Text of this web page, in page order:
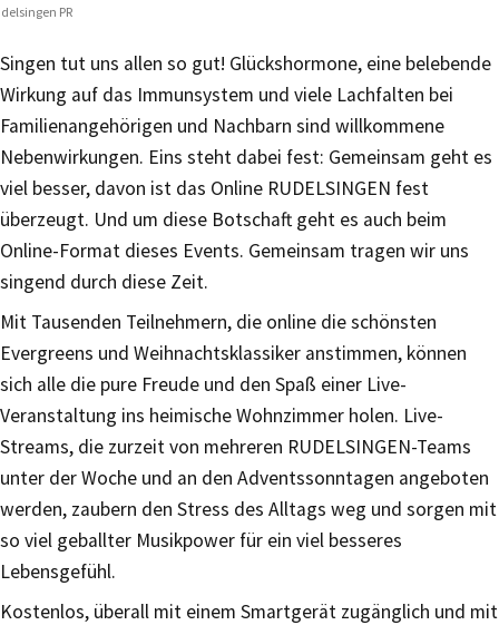
PR
Singen tut uns allen so gut! Glückshormone, eine belebende
Wirkung auf das Immunsystem und viele Lachfalten bei
Familienangehörigen und Nachbarn sind willkommene
Nebenwirkungen. Eins steht dabei fest: Gemeinsam geht es
viel besser, davon ist das Online RUDELSINGEN fest
überzeugt. Und um diese Botschaft geht es auch beim
Online-Format dieses Events. Gemeinsam tragen wir uns
singend durch diese Zeit.
Mit Tausenden Teilnehmern, die online die schönsten
Evergreens und Weihnachtsklassiker anstimmen, können
sich alle die pure Freude und den Spaß einer Live-
Veranstaltung ins heimische Wohnzimmer holen. Live-
Streams, die zurzeit von mehreren RUDELSINGEN-Teams
unter der Woche und an den Adventssonntagen angeboten
werden, zaubern den Stress des Alltags weg und sorgen mit
so viel geballter Musikpower für ein viel besseres
Lebensgefühl.
Kostenlos, überall mit einem Smartgerät zugänglich und mit